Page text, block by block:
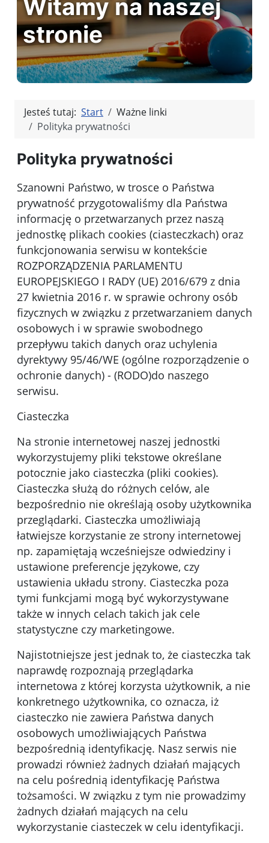
Witamy na naszej
stronie
Jesteś tutaj: Start
Ważne linki
Polityka prywatności
Polityka prywatności
Szanowni Państwo, w trosce o Państwa
prywatność przygotowaliśmy dla Państwa
informację o przetwarzanych przez naszą
jednostkę plikach cookies (ciasteczkach) oraz
funkcjonowania serwisu w kontekście
ROZPORZĄDZENIA PARLAMENTU
EUROPEJSKIEGO I RADY (UE) 2016/679 z dnia
27 kwietnia 2016 r. w sprawie ochrony osób
fizycznych w związku z przetwarzaniem danych
osobowych i w sprawie swobodnego
przepływu takich danych oraz uchylenia
dyrektywy 95/46/WE (ogólne rozporządzenie o
ochronie danych) - (RODO)do naszego
serwisu.
Ciasteczka
Na stronie internetowej naszej jednostki
wykorzystujemy pliki tekstowe określane
potocznie jako ciasteczka (pliki cookies).
Ciasteczka służą do różnych celów, ale
bezpośrednio nie określają osoby użytkownika
przeglądarki. Ciasteczka umożliwiają
łatwiejsze korzystanie ze strony internetowej
np. zapamiętają wcześniejsze odwiedziny i
ustawione preferencje językowe, czy
ustawienia układu strony. Ciasteczka poza
tymi funkcjami mogą być wykorzystywane
także w innych celach takich jak cele
statystyczne czy marketingowe.
Najistotniejsze jest jednak to, że ciasteczka tak
naprawdę rozpoznają przeglądarka
internetowa z której korzysta użytkownik, a nie
konkretnego użytkownika, co oznacza, iż
ciasteczko nie zawiera Państwa danych
osobowych umożliwiających Państwa
bezpośrednią identyfikację. Nasz serwis nie
prowadzi również żadnych działań mających
na celu pośrednią identyfikację Państwa
tożsamości. W związku z tym nie prowadzimy
żadnych działań mających na celu
wykorzystanie ciasteczek w celu identyfikacji.